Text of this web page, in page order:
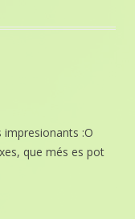
:O
que més es pot